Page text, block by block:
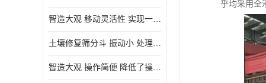
智造大观 移动灵活性 实现一机多用
土壤修复筛分斗 振动小 处理能力大
智造大观 操作简便 降低了操作难度
乎均采用全